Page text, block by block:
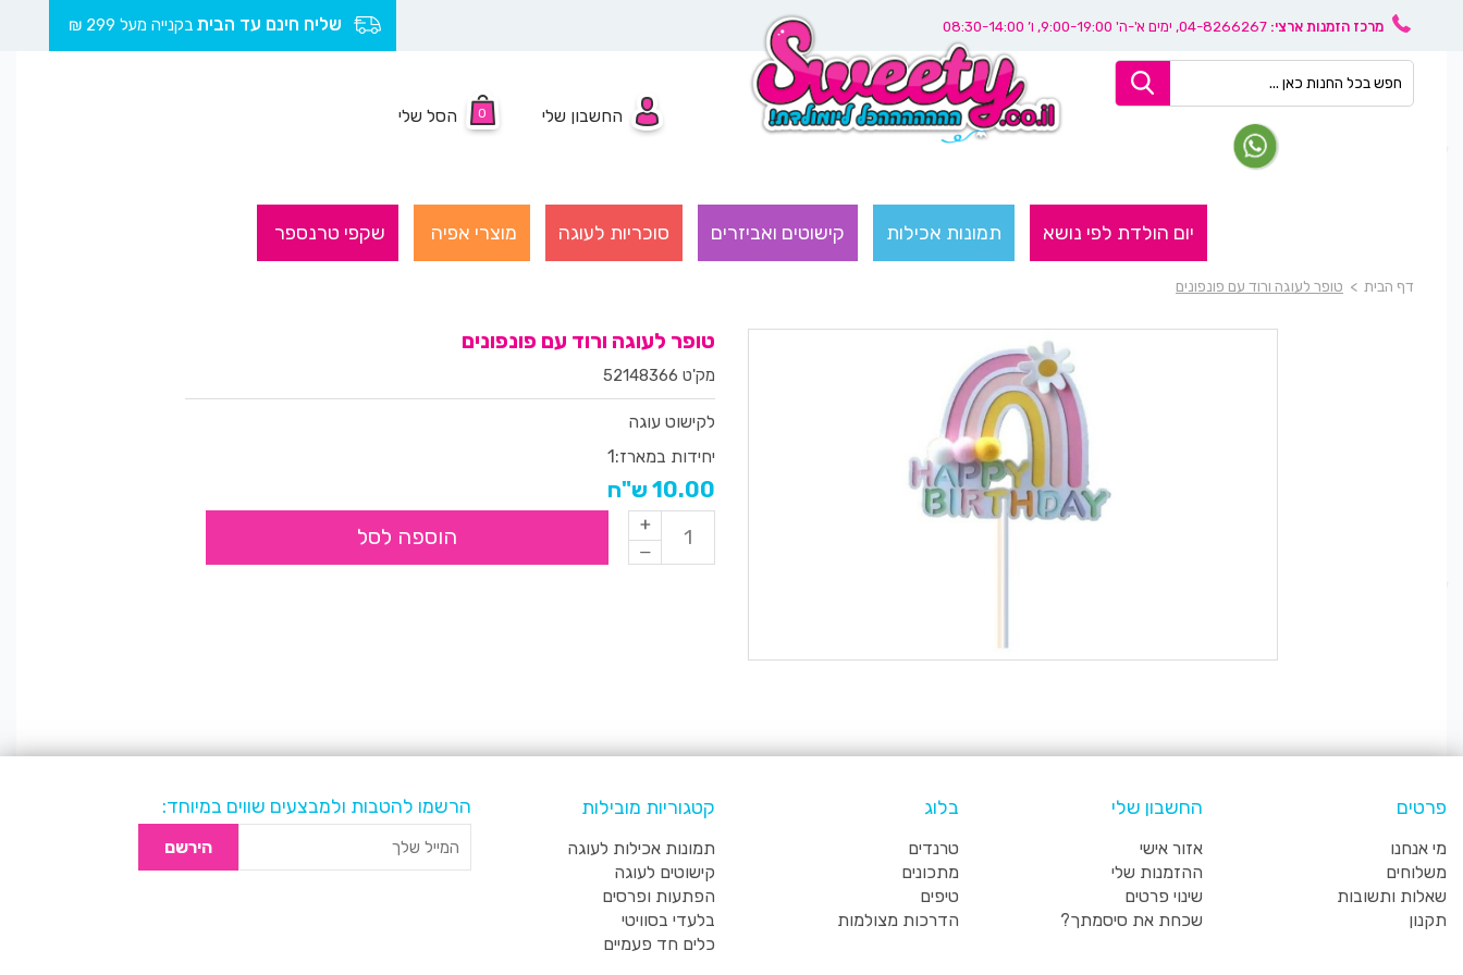
מרכז הזמנות ארצי: 04-8266267, ימים א'-ה' 9:00-19:00, ו’ 08:30-14:00 שליח חינם עד הבית בקנייה מעל 299 ₪
החשבון שלי 0 הסל שלי
יום הולדת לפי נושא תמונות אכילות קישוטים ואביזרים סוכריות לעוגה מוצרי אפיה שקפי טרנספר
דף הבית > טופר לעוגה ורוד עם פונפונים
טופר לעוגה ורוד עם פונפונים
מק'ט 52148366
לקישוט עוגה
יחידות במארז:1
10.00 ש"ח
הוספה לסל
פרטים
מי אנחנו
משלוחים
שאלות ותשובות
תקנון
החשבון שלי
אזור אישי
ההזמנות שלי
שינוי פרטים
שכחת את סיסמתך?
בלוג
טרנדים
מתכונים
טיפים
הדרכות מצולמות
קטגוריות מובילות
תמונות אכילות לעוגה
קישוטים לעוגה
הפתעות ופרסים
בלעדי בסוויטי
כלים חד פעמיים
הרשמו להטבות ולמבצעים שווים במיוחד:
הירשם